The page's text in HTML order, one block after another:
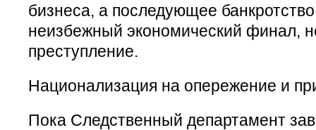
бизнеса, а последующее
неизбежный экономический финал,
преступление.
Национализация на опережение и
Пока Следственный департамент